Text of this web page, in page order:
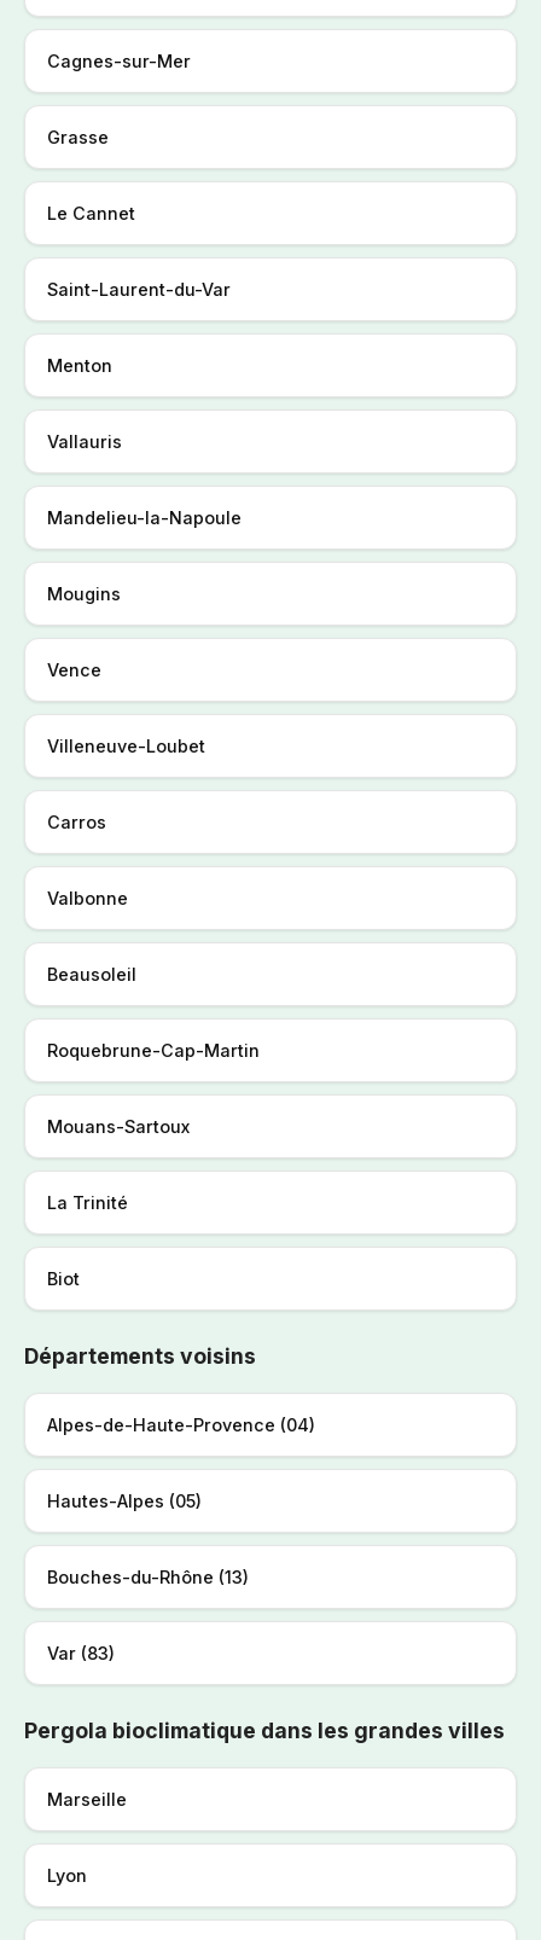
Cagnes-sur-Mer
Grasse
Le Cannet
Saint-Laurent-du-Var
Menton
Vallauris
Mandelieu-la-Napoule
Mougins
Vence
Villeneuve-Loubet
Carros
Valbonne
Beausoleil
Roquebrune-Cap-Martin
Mouans-Sartoux
La Trinité
Biot
Départements voisins
Alpes-de-Haute-Provence (04)
Hautes-Alpes (05)
Bouches-du-Rhône (13)
Var (83)
Pergola bioclimatique dans les grandes villes
Marseille
Lyon